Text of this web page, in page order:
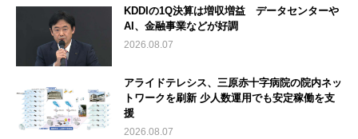
KDDIの1Q決算は増収増益 データセンターや
AI、金融事業などが好調
2026.08.07
アライドテレシス、三原赤十字病院の院内ネッ
トワークを刷新 少人数運用でも安定稼働を支
援
2026.08.07